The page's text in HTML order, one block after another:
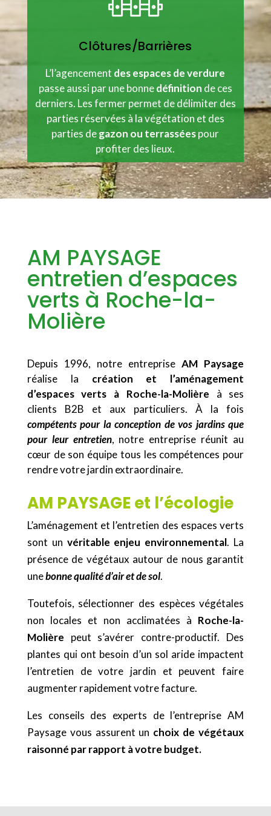
Clôtures/Barrières
L’l’agencement des espaces de verdure
passe aussi par une bonnedéfinition de ces
derniers. Les fermer permet de délimiter des
parties réservées à la végétation et des
parties degazon ou terrasséespour
profiter des lieux.
AM PAYSAGE
entretien d’espaces
verts à Roche-la-
Molière
Depuis 1996, notre entrepriseAM Paysage
réalise la création et l’aménagement
d’espaces verts à Roche-la-Molière à ses
clients B2B et aux particuliers. À la fois
compétents pour la conception de vos jardins que
pour leur entretien, notre entreprise réunit au
cœur de son équipe tous les compétences pour
rendre votre jardin extraordinaire.
AM PAYSAGE et l’écologie
L’aménagement et l’entretien des espaces verts
sont un véritable enjeu environnemental. La
présence de végétaux autour de nous garantit
unebonne qualité d’air et de sol.
Toutefois, sélectionner des espèces végétales
non locales et non acclimatées à Roche-la-
Molière peut s’avérer contre-productif. Des
plantes qui ont besoin d’un sol aride impactent
l’entretien de votre jardin et peuvent faire
augmenter rapidement votre facture.
Les conseils des experts de l’entreprise AM
Paysage vous assurent un choix de végétaux
raisonné par rapport à votre budget.